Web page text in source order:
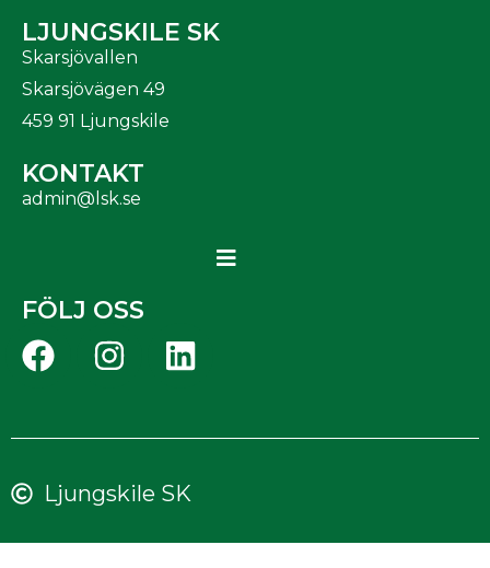
LJUNGSKILE SK
Skarsjövallen
Skarsjövägen 49
459 91 Ljungskile
KONTAKT
admin@lsk.se
FÖLJ OSS
Ljungskile SK